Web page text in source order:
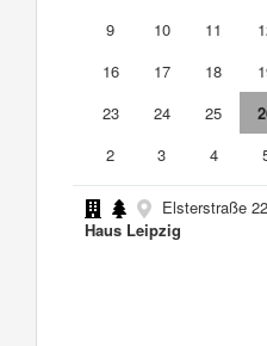
9
10 11
16
17 18
23
24 25
2
3 4
Elsterstraße
Haus Leipzig